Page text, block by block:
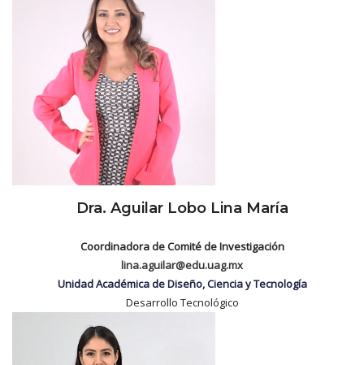
Dra. Aguilar Lobo Lina María
Coordinadora de Comité de Investigación
lina.aguilar@edu.uag.mx
Unidad Académica de Diseño, Ciencia y Tecnología
Desarrollo Tecnológico